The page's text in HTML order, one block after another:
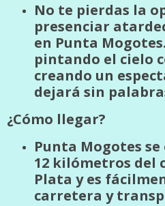
No te pierdas la
presenciar
en Punta
pintando el cielo
creando un
dejará sin
¿Cómo llegar?
Punta Mogotes
12 kilómetros del
Plata y es
carretera y